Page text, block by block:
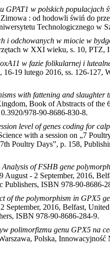
GPAT1 w polskich populacjach
: od hodowli świń do
Technologicznego w
i odchowanych w miocie w
w XXI wieku, s. 10, PTZ,
w fazie folikularnej i
19 lutego 2016, ss. 126-127,
with fattening and slaughter
Book of Abstracts of
978-90-8686-830-8.
level of genes coding for
with a session on „7
Poultry Days”, p. 158,
Analysis of FSHB gene
- 2 September, 2016,
Publishers, ISBN 978-90-8686-
of the polymorphism in GPX5
2016, Belfast,
ISBN 978-90-8686-284-9.
polimorfizmu genu GPX5 na
Polska,